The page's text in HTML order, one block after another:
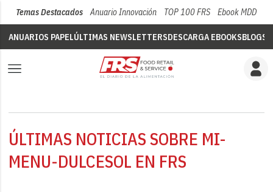
Temas Destacados Anuario Innovación TOP 100 FRS Ebook MDD
ANUARIOS PAPELÚLTIMAS NEWSLETTERSDESCARGA EBOOKSBLOGS
ÚLTIMAS NOTICIAS SOBRE MI-
MENU-DULCESOL EN FRS